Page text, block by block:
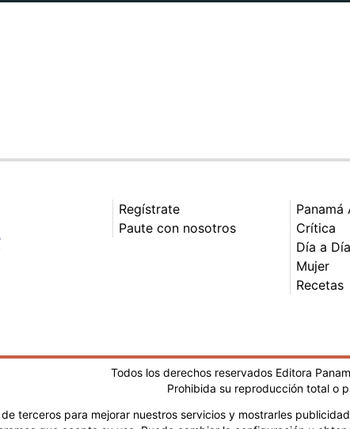
Regístrate
Paute con nosotros
Panamá
Crítica
Día a Día
Mujer
Recetas
Todos los derechos reservados Editora
Prohibida su reproducción total o
terceros para mejorar nuestros servicios y mostrarles